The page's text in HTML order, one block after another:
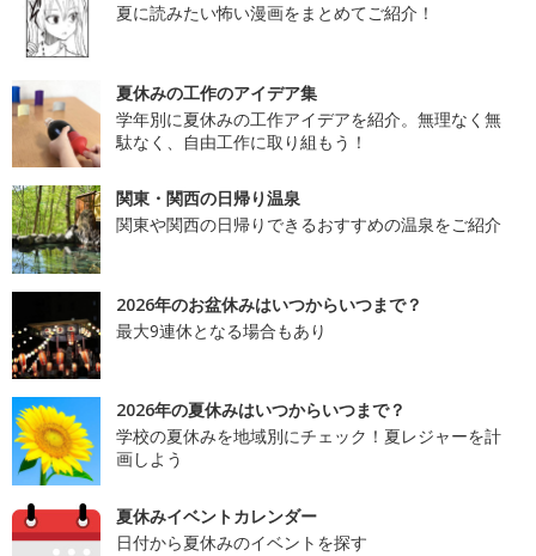
夏に読みたい怖い漫画をまとめてご紹介！
夏休みの工作のアイデア集
学年別に夏休みの工作アイデアを紹介。無理なく無
駄なく、自由工作に取り組もう！
関東・関西の日帰り温泉
関東や関西の日帰りできるおすすめの温泉をご紹介
2026年のお盆休みはいつからいつまで？
最大9連休となる場合もあり
2026年の夏休みはいつからいつまで？
学校の夏休みを地域別にチェック！夏レジャーを計
画しよう
夏休みイベントカレンダー
日付から夏休みのイベントを探す